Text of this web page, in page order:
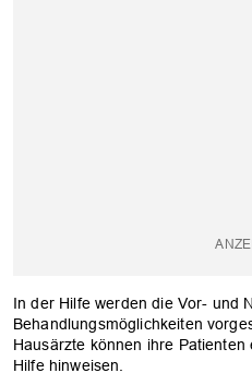
In der Hilfe werden die Vor- und
Behandlungsmöglichkeiten
Hausärzte können ihre
Hilfe hinweisen.